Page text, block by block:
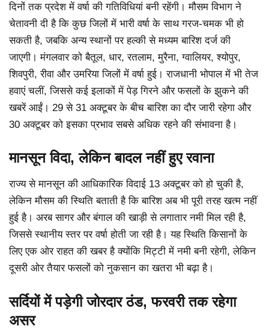
दिनों तक प्रदेश में वर्षा की गतिविधियां बनी रहेंगी। मौसम विभाग ने
चेतावनी दी है कि कुछ जिलों में भारी वर्षा के साथ गरज-चमक भी हो
सकती है, जबकि अन्य स्थानों पर हल्की से मध्यम बारिश दर्ज की
जाएगी। मंगलवार को बैतूल, धार, रतलाम, मुरैना, ग्वालियर, श्योपुर,
शिवपुरी, रीवा और उमरिया जिलों में वर्षा हुई। राजधानी भोपाल में भी तेज
हवाएं चलीं, जिससे कई इलाकों में पेड़ गिरने और फसलों के झुकने की
खबरें आईं। 29 से 31 अक्टूबर के बीच बारिश का दौर जारी रहेगा और
30 अक्टूबर को इसका प्रभाव सबसे अधिक रहने की संभावना है।
मानसून विदा, लेकिन बादल नहीं हुए रवाना
राज्य से मानसून की आधिकारिक विदाई 13 अक्टूबर को हो चुकी है,
लेकिन मौसम की स्थिति बताती है कि बारिश अब भी पूरी तरह खत्म नहीं
हुई है। अरब सागर और बंगाल की खाड़ी से लगातार नमी मिल रही है,
जिससे स्थानीय स्तर पर वर्षा होती जा रही है। यह स्थिति किसानों के
लिए एक ओर राहत की खबर है क्योंकि मिट्टी में नमी बनी रहेगी, लेकिन
दूसरी ओर तैयार फसलों को नुकसान का खतरा भी बढ़ा है।
सर्दियों में पड़ेगी जोरदार ठंड, फरवरी तक रहेगा
असर